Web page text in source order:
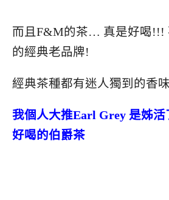
而且F&M的茶… 真是好喝!!!
的經典老品牌!
經典茶種都有迷人獨到的香味
我個人大推Earl Grey 是姊活
好喝的伯爵茶